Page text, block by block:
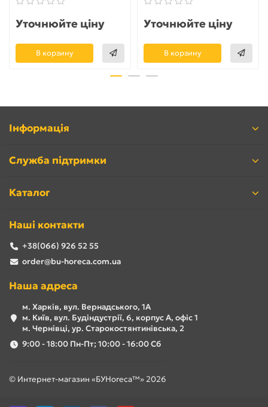
Уточнюйте ціну
В корзину
Уточнюйте ціну
В корзину
Інформація
Служба підтримки
Каталог
Наші контакти
+38(066) 926 52 55
order@bu-horeca.com.ua
Наша адреса
м. Харків, вул. Вернадського, 1А
м. Київ, вул. Будіндустрії, 6, корпус А, офіс 1
м. Чернівці, ур. Старокостянтинівська, 2
9:00 - 18:00 Пн-Пт; 10:00 - 16:00 Сб
© Интернет-магазин «БУHoreca™» 2026